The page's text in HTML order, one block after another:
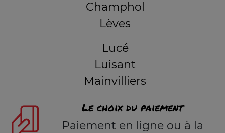
Champhol
Lèves
Lucé
Luisant
Mainvilliers
Le choix du paiement
Paiement en ligne ou à la